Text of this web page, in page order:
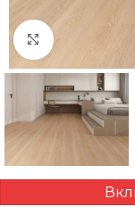
Нажмите,